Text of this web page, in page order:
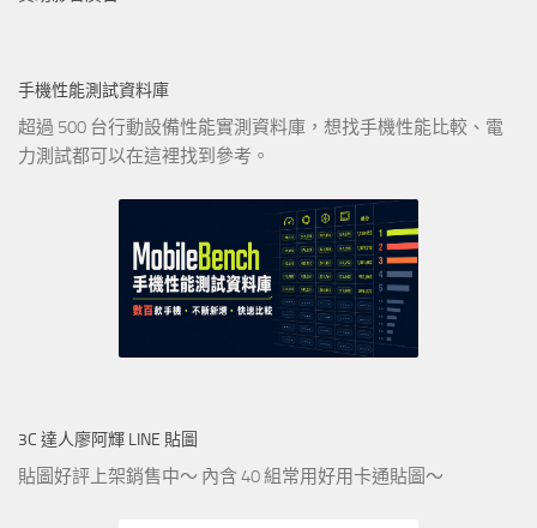
手機性能測試資料庫
超過 500 台行動設備性能實測資料庫，想找手機性能比較、電
力測試都可以在這裡找到參考。
3C 達人廖阿輝 LINE 貼圖
貼圖好評上架銷售中～ 內含 40 組常用好用卡通貼圖～